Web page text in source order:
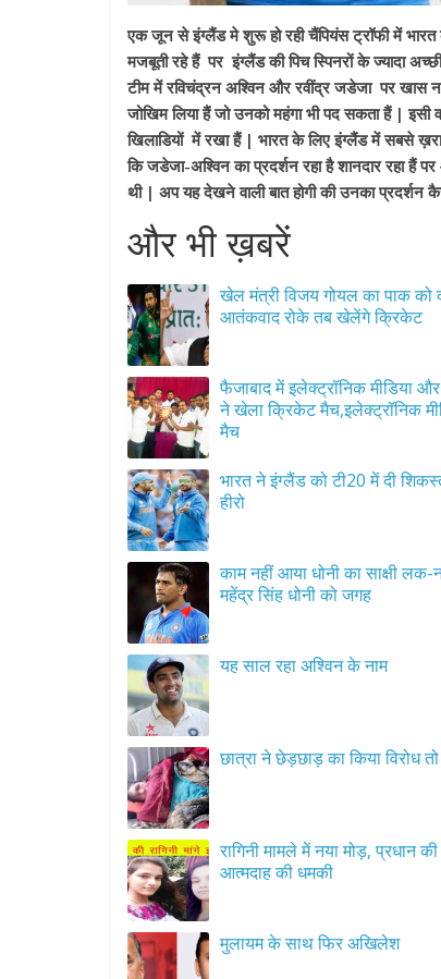
एक जून से इंग्लैंड मे शुरू हो रही चैंपियंस ट्रॉफी में
मजबूती रहे हैं पर इंग्लैंड की पिच स्पिनरों के ज्यादा
टीम में रविचंद्रन अश्विन और रवींद्र जडेजा पर खास
जोखिम लिया हैं जो उनको महंगा भी पद सकता हैं |
खिलाडियों में रखा हैं | भारत के लिए इंग्लैंड में सबसे
कि जडेजा-अश्विन का प्रदर्शन रहा है शानदार रहा हैं
थी | अप यह देखने वाली बात होगी की उनका प्रदर्शन
और भी ख़बरें
खेल मंत्री विजय गोयल का पाक को
आतंकवाद रोके तब खेलेंगे क्रिकेट
फैजाबाद में इलेक्ट्रॉनिक मीडिया और
ने खेला क्रिकेट मैच,इलेक्ट्रॉनिक
मैच
भारत ने इंग्लैंड को टी20 में दी
हीरो
काम नहीं आया धोनी का साक्षी लक-
महेंद्र सिंह धोनी को जगह
यह साल रहा अश्विन के नाम
छात्रा ने छेड़छाड़ का किया विरोध
रागिनी मामले में नया मोड़, प्रधान की
आत्मदाह की धमकी
मुलायम के साथ फिर अखिलेश